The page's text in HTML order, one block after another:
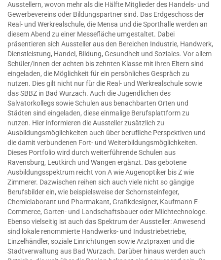
Ausstellern, wovon mehr als die Hälfte Mitglieder des Handels- und
Gewerbevereins oder Bildungspartner sind. Das Erdgeschoss der
Real- und Werkrealschule, die Mensa und die Sporthalle werden an
diesem Abend zu einer Messefläche umgestaltet. Dabei
präsentieren sich Aussteller aus den Bereichen Industrie, Handwerk,
Dienstleistung, Handel, Bildung, Gesundheit und Soziales. Vor allem
Schüler/innen der achten bis zehnten Klasse mit ihren Eltern sind
eingeladen, die Möglichkeit für ein persönliches Gespräch zu
nutzen. Dies gilt nicht nur für die Real- und Werkrealschule sowie
das SBBZ in Bad Wurzach. Auch die Jugendlichen des
Salvatorkollegs sowie Schulen aus benachbarten Orten und
Städten sind eingeladen, diese einmalige Berufsplattform zu
nutzen. Hier informieren die Aussteller zusätzlich zu
Ausbildungsmöglichkeiten auch über berufliche Perspektiven und
die damit verbundenen Fort- und Weiterbildungsmöglichkeiten.
Dieses Portfolio wird durch weiterführende Schulen aus
Ravensburg, Leutkirch und Wangen ergänzt. Das gebotene
Ausbildungsspektrum reicht von A wie Augenoptiker bis Z wie
Zimmerer. Dazwischen reihen sich auch viele nicht so gängige
Berufsbilder ein, wie beispielsweise der Schornsteinfeger,
Chemielaborant und Pharmakant, Grafikdesigner, Kaufmann E-
Commerce, Garten- und Landschaftsbauer oder Milchtechnologe.
Ebenso vielseitig ist auch das Spektrum der Aussteller: Anwesend
sind lokale renommierte Handwerks- und Industriebetriebe,
Einzelhändler, soziale Einrichtungen sowie Arztpraxen und die
Stadtverwaltung aus Bad Wurzach. Darüber hinaus werden auch